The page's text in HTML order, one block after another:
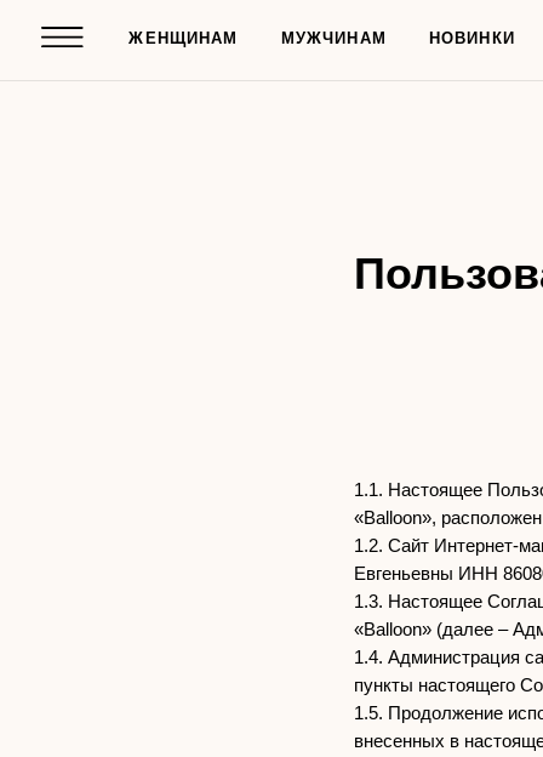
ЖЕНЩИНАМ МУЖЧИНАМ НОВИНКИ
1.1. Настоящее
«Balloon»,
1.2. Сайт Интернет-
Евгеньевны ИНН
1.3. Настоящее
«Balloon» (далее –
1.4. Администрация
пункты настоящего
1.5. Продолжение
внесенных в